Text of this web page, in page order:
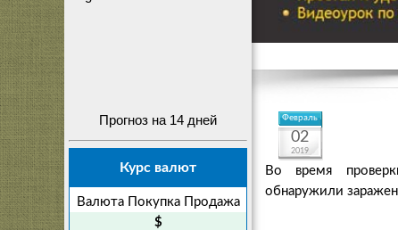
Прогноз на 14 дней
Курс валют
Валюта Покупка
Продажа
$
Февраль
02
2019
Во время
обнаружили